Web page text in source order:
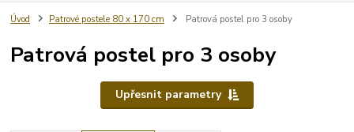
Úvod Patrové postele 80 x 170 cm Patrová postel pro 3 osoby
Patrová postel pro 3 osoby
Upřesnit parametry